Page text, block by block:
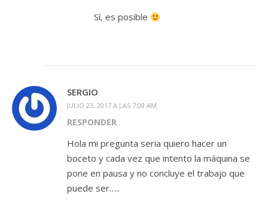
Sí, es posible
SERGIO
JULIO 23, 2017 A LAS 7:08 AM
RESPONDER
Hola mi pregunta seria quiero hacer un
boceto y cada vez que intento la máquina se
pone en pausa y no concluye el trabajo que
puede ser…..